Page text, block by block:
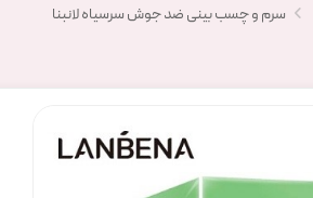
سرم و چسب بینی ضد جوش سرسیاه لانبنا